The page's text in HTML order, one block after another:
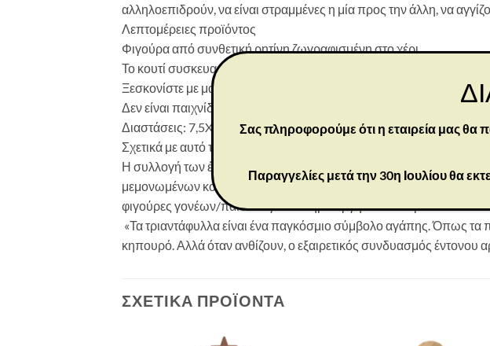
αλληλοεπιδρούν, να είναι στραμμένες η μία προς την άλλη, να
Λεπτομέρειες προϊόντος
Φιγούρα από συνθετική ρητίνη ζωγραφισμένη στο χέρι
Το κουτί συσκευασίας περιλαμβάνει κάρτα για δώρο
Ξεσκονίστε με μαλακό πανί ή μαλακή βούρτσα. Αποφύγετε νερό ή
Δεν είναι παιχνίδι ή προϊόν για παιδιά. Προορίζεται μόνο για ενήλικες
Διαστάσεις: 7,5X5,5X4 εκ
Σχετικά με αυτό το κομμάτι
Η συλλογή των έξι παιδιών Roses in my Garden αντιπροσωπεύει
μεμονωμένων κομματιών δηλώνουν καθολικές ιδιότητες που
φιγούρες γονέων/παιδιών για να δημιουργήσουν ένα μοναδικό
«Τα τριαντάφυλλα είναι ένα παγκόσμιο σύμβολο αγάπης. Όπως τα
κηπουρό. Αλλά όταν ανθίζουν, ο εξαιρετικός συνδυασμός
ΣΧΕΤΙΚΆ ΠΡΟΪΌΝΤΑ
Σας πληροφορούμε ότι η εταιρεία μας θα
Παραγγελίες μετά την 30η Ιουλίου θα